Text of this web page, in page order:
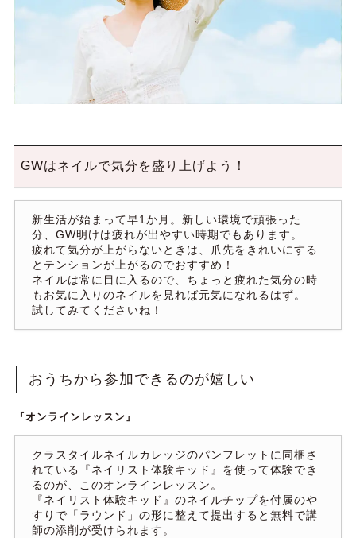
GWはネイルで気分を盛り上げよう！
新生活が始まって早1か月。新しい環境で頑張った
分、GW明けは疲れが出やすい時期でもあります。
疲れて気分が上がらないときは、爪先をきれいにする
とテンションが上がるのでおすすめ！
ネイルは常に目に入るので、ちょっと疲れた気分の時
もお気に入りのネイルを見れば元気になれるはず。
試してみてくださいね！
おうちから参加できるのが嬉しい
『オンラインレッスン』
クラスタイルネイルカレッジのパンフレットに同梱さ
れている『ネイリスト体験キッド』を使って体験でき
るのが、このオンラインレッスン。
『ネイリスト体験キッド』のネイルチップを付属のや
すりで「ラウンド」の形に整えて提出すると無料で講
師の添削が受けられます。